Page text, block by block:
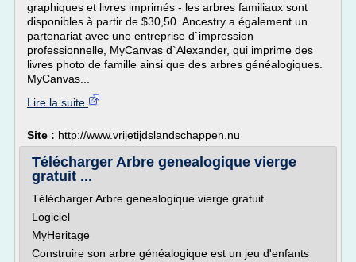
graphiques et livres imprimés - les arbres familiaux sont
disponibles à partir de $30,50. Ancestry a également un
partenariat avec une entreprise d`impression
professionnelle, MyCanvas d`Alexander, qui imprime des
livres photo de famille ainsi que des arbres généalogiques.
MyCanvas...
Lire la suite
Site : http://www.vrijetijdslandschappen.nu
Télécharger Arbre genealogique vierge
gratuit ...
Télécharger Arbre genealogique vierge gratuit
Logiciel
MyHeritage
Construire son arbre généalogique est un jeu d'enfants